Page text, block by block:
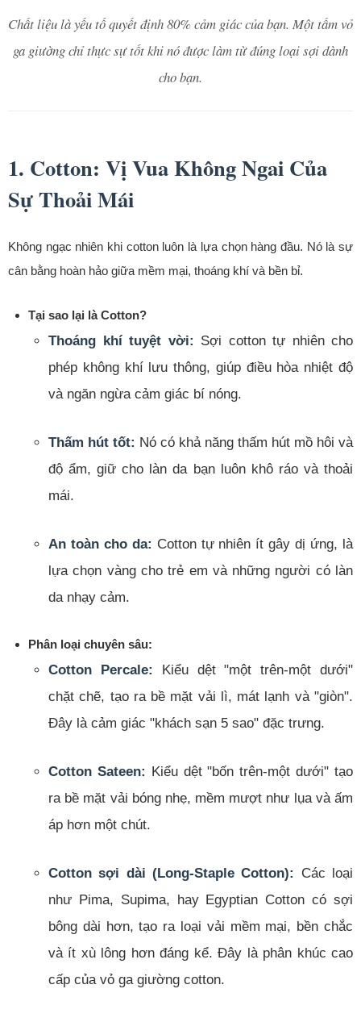
Chất liệu là yếu tố quyết định 80% cảm giác của bạn. Một tấm vỏ
ga giường chỉ thực sự tốt khi nó được làm từ đúng loại sợi dành
cho bạn.
1. Cotton: Vị Vua Không Ngai Của
Sự Thoải Mái
Không ngạc nhiên khi cotton luôn là lựa chọn hàng đầu. Nó là sự
cân bằng hoàn hảo giữa mềm mại, thoáng khí và bền bỉ.
Tại sao lại là Cotton?
Thoáng khí tuyệt vời: Sợi cotton tự nhiên cho
phép không khí lưu thông, giúp điều hòa nhiệt độ
và ngăn ngừa cảm giác bí nóng.
Thấm hút tốt: Nó có khả năng thấm hút mồ hôi và
độ ẩm, giữ cho làn da bạn luôn khô ráo và thoải
mái.
An toàn cho da: Cotton tự nhiên ít gây dị ứng, là
lựa chọn vàng cho trẻ em và những người có làn
da nhạy cảm.
Phân loại chuyên sâu:
Cotton Percale: Kiểu dệt "một trên-một dưới"
chặt chẽ, tạo ra bề mặt vải lì, mát lạnh và "giòn".
Đây là cảm giác "khách sạn 5 sao" đặc trưng.
Cotton Sateen: Kiểu dệt "bốn trên-một dưới" tạo
ra bề mặt vải bóng nhẹ, mềm mượt như lụa và ấm
áp hơn một chút.
Cotton sợi dài (Long-Staple Cotton):
Các loại
như Pima, Supima, hay Egyptian Cotton có sợi
bông dài hơn, tạo ra loại vải mềm mại, bền chắc
và ít xù lông hơn đáng kể. Đây là phân khúc cao
cấp của vỏ ga giường cotton.